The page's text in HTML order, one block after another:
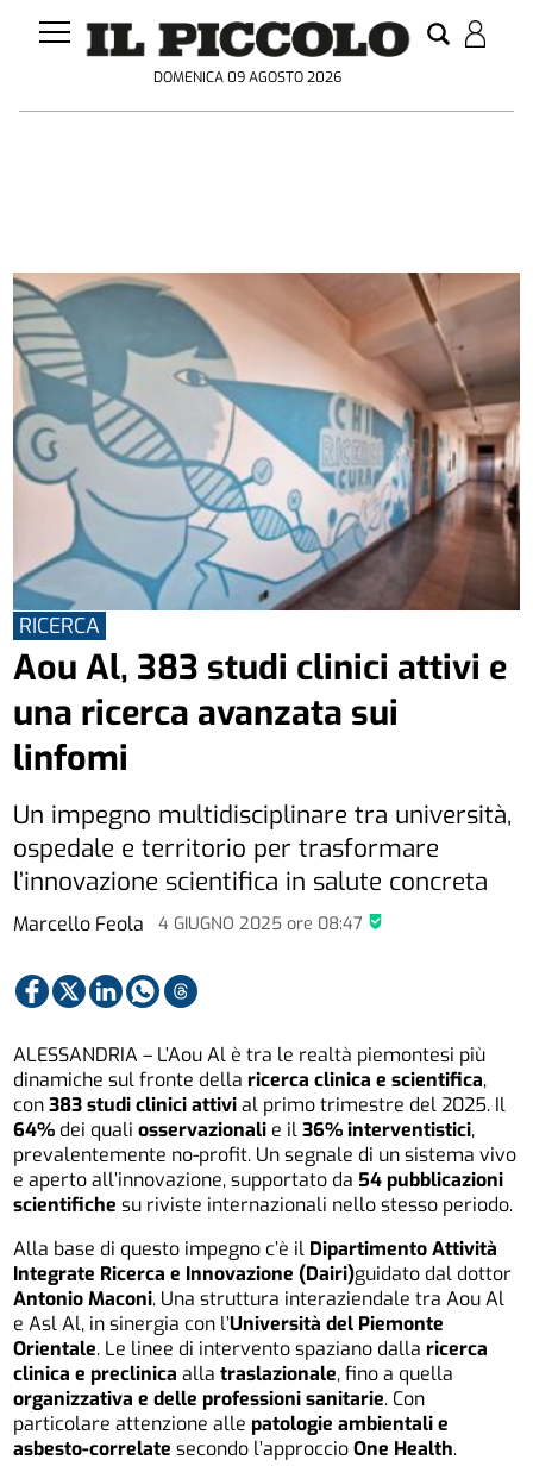
DOMENICA 09 AGOSTO 2026
Marcello Feola 4 GIUGNO 2025ore 08:47
RICERCA
Aou Al, 383 studi clinici attivi e
una ricerca avanzata sui
linfomi
Un impegno multidisciplinare tra università,
ospedale e territorio per trasformare
l’innovazione scientifica in salute concreta
ALESSANDRIA – L’Aou Al è tra le realtà piemontesi più
dinamiche sul fronte dellaricerca clinica e scientifica,
con383 studi clinici attivial primo trimestre del 2025. Il
64% dei qualiosservazionali e il36% interventistici,
prevalentemente no-profit. Un segnale di un sistema vivo
e aperto all’innovazione, supportato da 54 pubblicazioni
scientifiche su riviste internazionali nello stesso periodo.
Alla base di questo impegno c’è il Dipartimento Attività
Integrate Ricerca e Innovazione (Dairi)guidato dal dottor
Antonio Maconi. Una struttura interaziendale tra Aou Al
e Asl Al, in sinergia con l’Università del Piemonte
Orientale. Le linee di intervento spaziano dallaricerca
clinica e preclinica allatraslazionale, fino a quella
organizzativa e delle professioni sanitarie. Con
particolare attenzione allepatologie ambientali e
asbesto-correlate secondo l’approccioOne Health.